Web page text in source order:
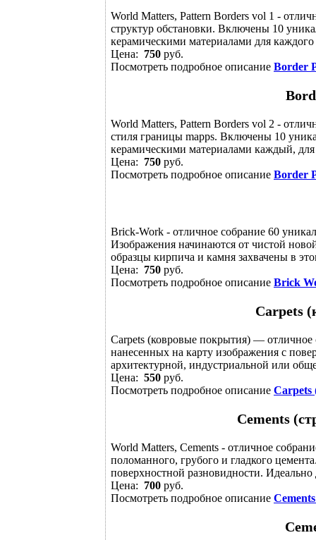
World Matters, Pattern Borders vol 1 -
структур обстановки. Включены 10
керамическими материалами для
Цена: 750 руб.
Посмотреть подробное описание Border
World Matters, Pattern Borders vol 2 -
стиля границы mapps. Включены 10
керамическими материалами каждый,
Цена: 750 руб.
Посмотреть подробное описание Border
Brick-Work - отличное собрание 60
Изображения начинаются от чистой
образцы кирпича и камня захвачены в
Цена: 750 руб.
Посмотреть подробное описание Brick
Carpets
Carpets (ковровые покрытия) —
нанесенных на карту изображения с
архитектурной, индустриальной или
Цена: 550 руб.
Посмотреть подробное описание Carpets
Cements
World Matters, Cements - отличное
поломанного, грубого и гладкого
поверхностной разновидности. Идеально
Цена: 700 руб.
Посмотреть подробное описание